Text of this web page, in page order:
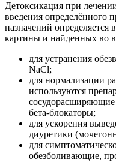
Детоксикация при
введения определённого
назначений определяется
картины и найденных во
для устранения
NaCl;
для нормализации
используются
сосудорасширяющие
бета-блокаторы;
для ускорения
диуретики
для
обезболивающие,